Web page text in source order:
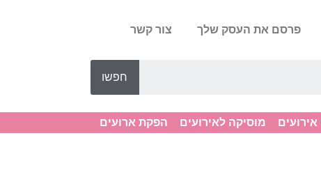
פרסם את העסק שלך צור קשר
חפשו
אירועים מוסיקה לאירועים הפקת ארועים